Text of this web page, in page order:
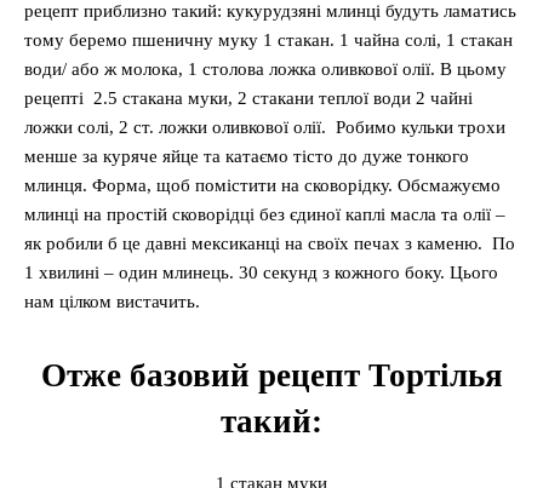
рецепт приблизно такий: кукурудзяні млинці будуть ламатись
тому беремо пшеничну муку 1 стакан. 1 чайна солі, 1 стакан
води/ або ж молока, 1 столова ложка оливкової олії. В цьому
рецепті 2.5 стакана муки, 2 стакани теплої води 2 чайні
ложки солі, 2 ст. ложки оливкової олії. Робимо кульки трохи
менше за куряче яйце та катаємо тісто до дуже тонкого
млинця. Форма, щоб помістити на сковорідку. Обсмажуємо
млинці на простій сковорідці без єдиної каплі масла та олії –
як робили б це давні мексиканці на своїх печах з каменю. По
1 хвилині – один млинець. 30 секунд з кожного боку. Цього
нам цілком вистачить.
Отже базовий рецепт Тортілья
такий:
1 стакан муки